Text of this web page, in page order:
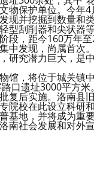
物保护单位。今年
现并挖掘到数量和
型刮削器和尖状器
段，距今160万年
中发现，尚属首次
研究潜力巨大，是
馆，将位于城关镇
口遗址3000平方
复后实施。洛南县
院校在此设立科
基地，并将成为重
社会发展和对外